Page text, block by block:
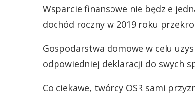
Wsparcie finansowe nie będzie
dochód roczny w 2019 roku
Gospodarstwa domowe w celu
odpowiedniej deklaracji do swych
Co ciekawe, twórcy OSR sami